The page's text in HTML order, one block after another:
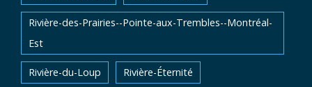
Rivière-des-Prairies--Pointe-aux-Trembles--Montréal-
Est
Rivière-du-Loup Rivière-Éternité